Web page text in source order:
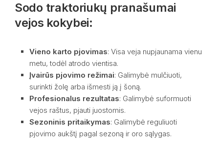
Sodo traktoriukų pranašumai
vejos kokybei:
Vieno karto pjovimas: Visa veja nupjaunama vienu
metu, todėl atrodo vientisa.
Įvairūs pjovimo režimai: Galimybė mulčiuoti,
surinkti žolę arba išmesti ją į šoną.
Profesionalus rezultatas: Galimybė suformuoti
vejos raštus, pjauti juostomis.
Sezoninis pritaikymas: Galimybė reguliuoti
pjovimo aukštį pagal sezoną ir oro sąlygas.